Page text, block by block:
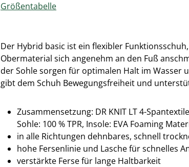
Größentabelle
Der Hybrid basic ist ein flexibler
Obermaterial sich angenehm an den Fuß
der Sohle sorgen für optimalen Halt im Wasser
gibt dem Schuh Bewegungsfreiheit und
Zusammensetzung: DR KNIT LT 4-
Sohle: 100 % TPR, Insole: EVA Foaming
in alle Richtungen dehnbares, schnell
hohe Fersenlinie und Lasche für schnelles
verstärkte Ferse für lange Haltbarkeit